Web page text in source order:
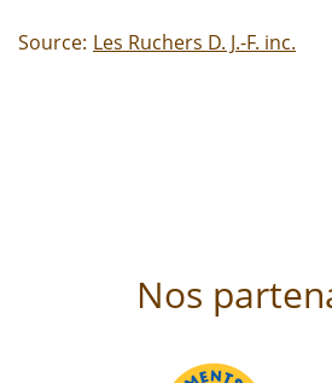
Source: Les Ruchers D. J.-F. inc.
Nos